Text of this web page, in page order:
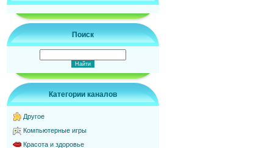
Поиск
Категории каналов
Другое
Компьютерные игры
Красота и здоровье